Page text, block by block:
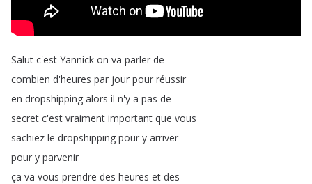
Salut c'est Yannick on va parler de
combien d'heures par jour pour réussir
en dropshipping alors il n'y a pas de
secret c'est vraiment important que vous
sachiez le dropshipping pour y arriver
pour y parvenir
ça va vous prendre des heures et des